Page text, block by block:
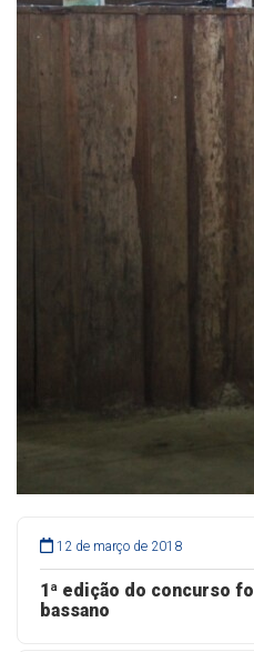
12 de março de 2018
1ª edição do concurso
bassano